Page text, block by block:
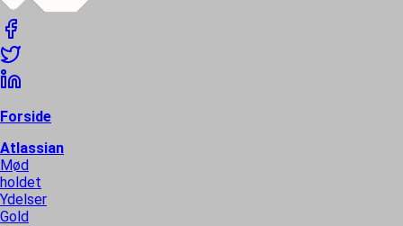
Forside
Atlassian
Mød
holdet
Ydelser
Gold